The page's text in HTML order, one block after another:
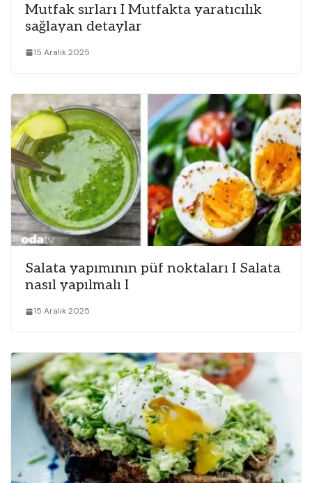
Mutfak sırları I Mutfakta yaratıcılık
sağlayan detaylar
15 Aralık 2025
Salata yapımının püf noktaları I Salata
nasıl yapılmalı I
15 Aralık 2025